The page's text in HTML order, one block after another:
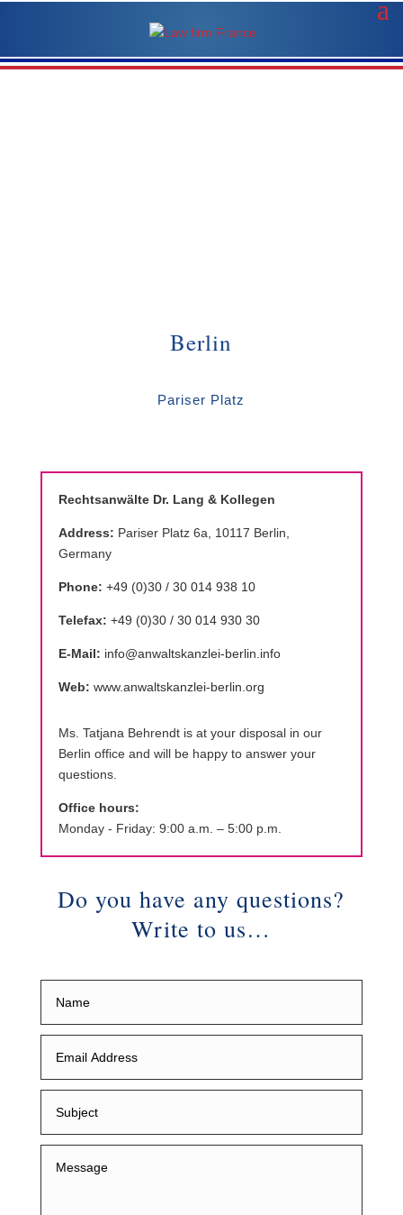
Berlin
Pariser Platz
Rechtsanwälte Dr. Lang & Kollegen
Address: Pariser Platz 6a, 10117 Berlin,
Germany
Phone: +49 (0)30 / 30 014 938 10
Telefax: +49 (0)30 / 30 014 930 30
E-Mail: info@anwaltskanzlei-berlin.info
Web: www.anwaltskanzlei-berlin.org
Ms. Tatjana Behrendt is at your disposal in our
Berlin office and will be happy to answer your
questions.
Office hours:
Monday - Friday: 9:00 a.m. – 5:00 p.m.
Do you have any questions?
Write to us…